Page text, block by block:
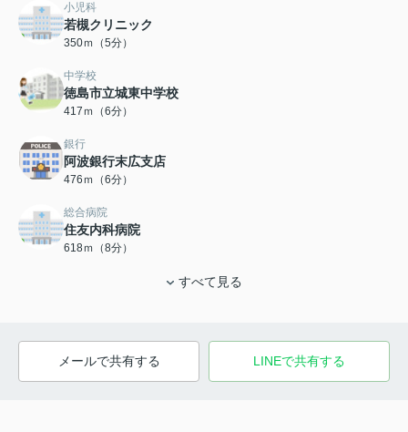
小児科
若槻クリニック
350ｍ（5分）
中学校
徳島市立城東中学校
417ｍ（6分）
銀行
阿波銀行末広支店
476ｍ（6分）
総合病院
住友内科病院
618ｍ（8分）
すべて見る
メールで共有する LINEで共有する